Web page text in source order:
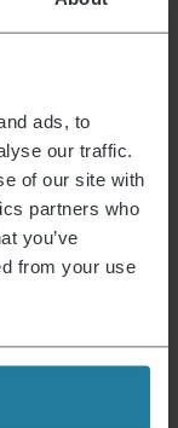
ads, to
our traffic.
of our site with
partners who
you’ve
from your use
un bon de